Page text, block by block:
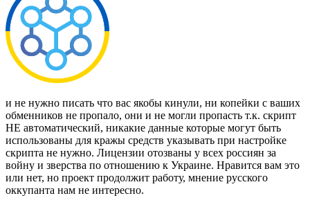
и не нужно писать что вас якобы кинули, ни копейки с ваших
обменников не пропало, они и не могли пропасть т.к. скрипт
НЕ автоматический, никакие данные которые могут быть
использованы для кражы средств указывать при настройке
скрипта не нужно. Лицензии отозваны у всех россиян за
войну и зверства по отношению к Украине. Нравится вам это
или нет, но проект продолжит работу, мнение русского
оккупанта нам не интересно.